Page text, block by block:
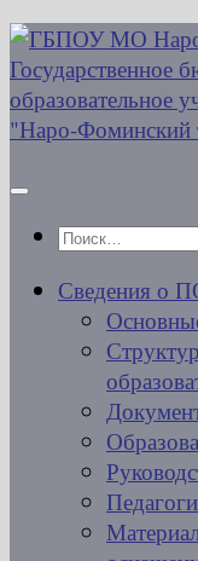
Перейти
к
содержимому
Найти:
Сведения